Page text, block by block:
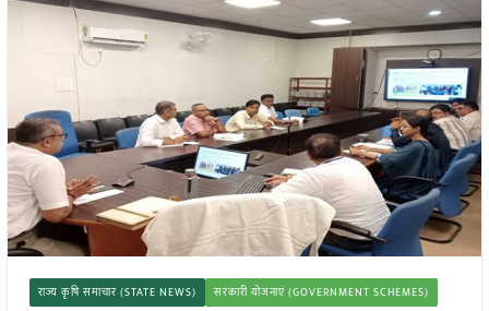
राज्य कृषि समाचार (STATE NEWS) सरकारी योजनाएं (GOVERNMENT SCHEMES)